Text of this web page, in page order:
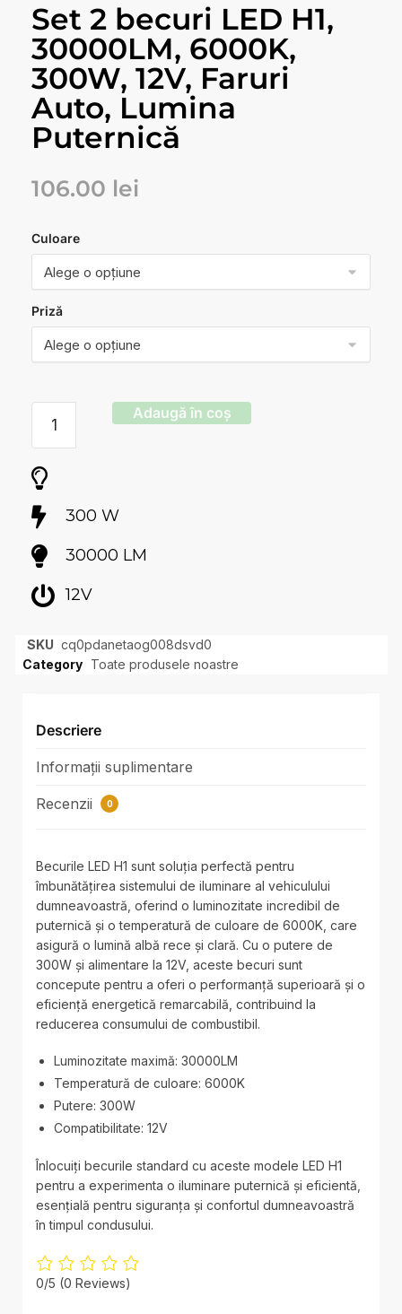
Set 2 becuri LED H1,
30000LM, 6000K,
300W, 12V, Faruri
Auto, Lumina
Puternică
106.00 lei
Culoare
Priză
Adaugă în coș
300 W
30000 LM
12V
SKU cq0pdanetaog008dsvd0
Category Toate produsele noastre
Descriere
Informații suplimentare
Recenzii 0
Becurile LED H1 sunt soluția perfectă pentru
îmbunătățirea sistemului de iluminare al vehiculului
dumneavoastră, oferind o luminozitate incredibil de
puternică și o temperatură de culoare de 6000K, care
asigură o lumină albă rece și clară. Cu o putere de
300W și alimentare la 12V, aceste becuri sunt
concepute pentru a oferi o performanță superioară și o
eficiență energetică remarcabilă, contribuind la
reducerea consumului de combustibil.
Luminozitate maximă: 30000LM
Temperatură de culoare: 6000K
Putere: 300W
Compatibilitate: 12V
Înlocuiți becurile standard cu aceste modele LED H1
pentru a experimenta o iluminare puternică și eficientă,
esențială pentru siguranța și confortul dumneavoastră
în timpul condusului.
0/5 (0 Reviews)